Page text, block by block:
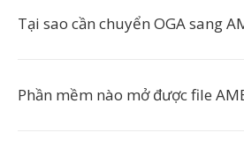
Tại sao cần chuyển OGA sang
Phần mềm nào mở được file